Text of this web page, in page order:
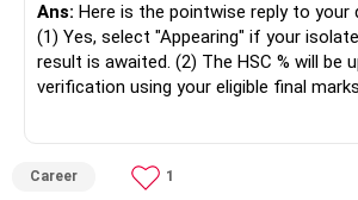
» Home Loan Strategy
– Continue your EMI regularly.
– If you receive bonus or any lump
– Do not use all surplus for loan closure
– Fund managers can reduce exposure
weak sectors.
– They can adapt to changing market
– They aim to manage downside risk
markets.
Ans: Here is the pointwise reply to your
(1) Yes, select "Appearing" if your
result is awaited. (2) The HSC % will be
verification using your eligible final
documents comply with Maharashtra
isolated Mathematics marksheets if
eligibility.
Career 1